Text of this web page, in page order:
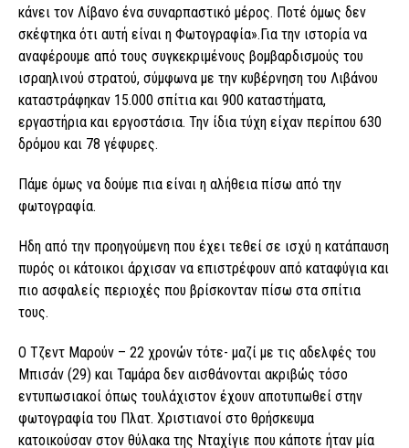
κάνει τον Λίβανο ένα συναρπαστικό μέρος. Ποτέ όμως δεν
σκέφτηκα ότι αυτή είναι η Φωτογραφία».Για την ιστορία να
αναφέρουμε από τους συγκεκριμένους βομβαρδισμούς του
ισραηλινού στρατού, σύμφωνα με την κυβέρνηση του Λιβάνου
καταστράφηκαν 15.000 σπίτια και 900 καταστήματα,
εργαστήρια και εργοστάσια. Την ίδια τύχη είχαν περίπου 630
δρόμου και 78 γέφυρες.
Πάμε όμως να δούμε πια είναι η αλήθεια πίσω από την
φωτογραφία.
Ηδη από την προηγούμενη που έχει τεθεί σε ισχύ η κατάπαυση
πυρός οι κάτοικοι άρχισαν να επιστρέφουν από καταφύγια και
πιο ασφαλείς περιοχές που βρίσκονταν πίσω στα σπίτια
τους.
Ο Τζεντ Μαρούν – 22 χρονών τότε- μαζί με τις αδελφές του
Μπισάν (29) και Ταμάρα δεν αισθάνονται ακριβώς τόσο
εντυπωσιακοί όπως τουλάχιστον έχουν αποτυπωθεί στην
φωτογραφία του Πλατ. Χριστιανοί στο θρήσκευμα
κατοικούσαν στον θύλακα της Νταχίγιε που κάποτε ήταν μία